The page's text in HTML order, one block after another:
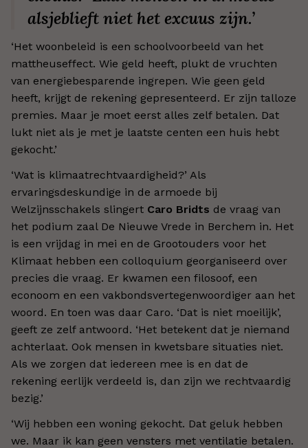
alsjeblieft niet het excuus zijn.’
‘Het woonbeleid is een schoolvoorbeeld van het
mattheuseffect. Wie geld heeft, plukt de vruchten
van energiebesparende ingrepen. Wie geen geld
heeft, krijgt de rekening gepresenteerd. Er zijn talloze
premies. Maar je moet eerst alles zelf betalen. Dat
lukt niet als je met je laatste centen een huis hebt
gekocht.’
‘Wat is klimaatrechtvaardigheid?’ Als
ervaringsdeskundige in de armoede bij
Welzijnsschakels slingert Caro Bridts de vraag van
het podium zaal De Nieuwe Vrede in Berchem in. Het
is een vrijdag in mei en de Grootouders voor het
Klimaat hebben een colloquium georganiseerd over
precies die vraag. Er kwamen een filosoof, een
econoom en een vakbondsvertegenwoordiger aan het
woord. En toen was daar Caro. ‘Dat is niet moeilijk’,
geeft ze zelf antwoord. ‘Het betekent dat je niemand
achterlaat. Ook mensen in kwetsbare situaties niet.
Als we zorgen dat iedereen mee is en dat de
rekening eerlijk verdeeld is, dan zijn we rechtvaardig
bezig.’
‘Wij hebben een woning gekocht. Dat geluk hebben
we. Maar ik kan geen vensters met ventilatie betalen.